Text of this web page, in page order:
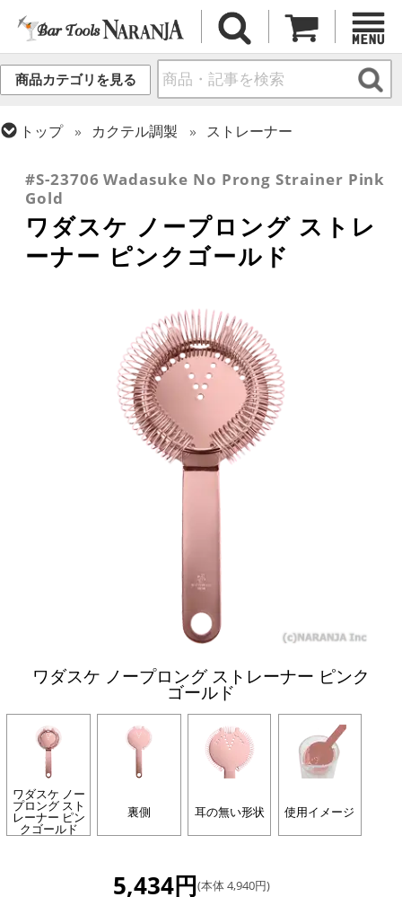
商品カテゴリを見る
トップ カクテル調製
ストレーナー
#S-23706 Wadasuke No Prong Strainer Pink
Gold
ワダスケ ノープロング ストレ
ーナー ピンクゴールド
ワダスケ ノープロング ストレーナー ピンク
ゴールド
ワダスケ ノー
プロング スト
レーナー ピン
クゴールド
裏側 耳の無い形状 使用イメージ
5,434円(本体 4,940円)